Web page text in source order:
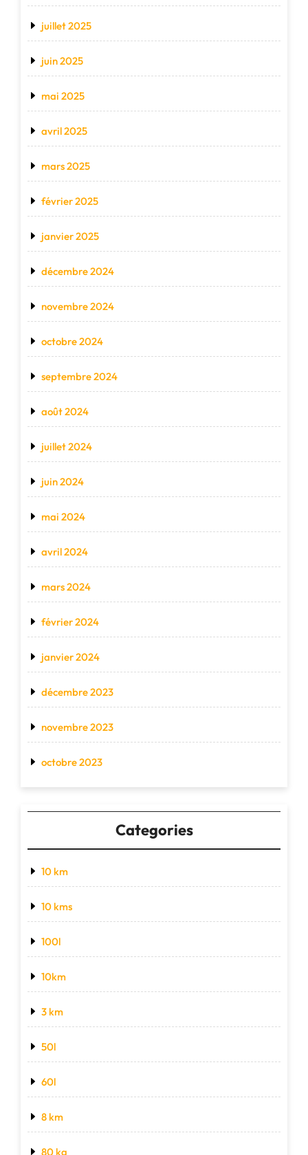
juillet 2025
juin 2025
mai 2025
avril 2025
mars 2025
février 2025
janvier 2025
décembre 2024
novembre 2024
octobre 2024
septembre 2024
août 2024
juillet 2024
juin 2024
mai 2024
avril 2024
mars 2024
février 2024
janvier 2024
décembre 2023
novembre 2023
octobre 2023
Categories
10 km
10 kms
100l
10km
3 km
50l
60l
8 km
80 kg